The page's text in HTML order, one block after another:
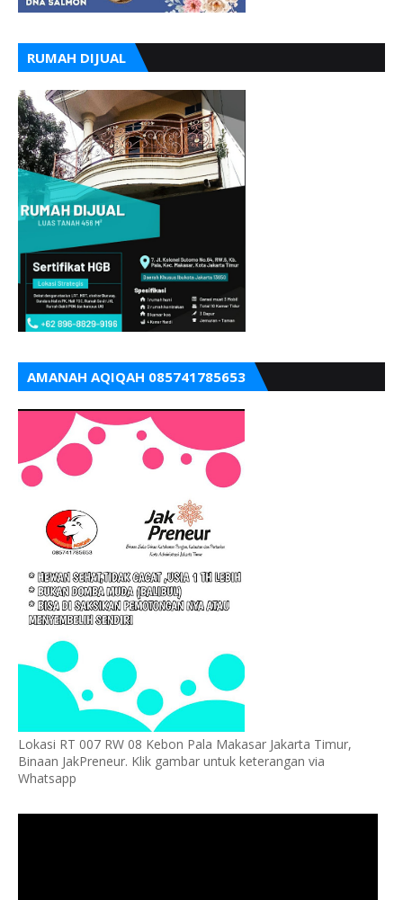
RUMAH DIJUAL
AMANAH AQIQAH 085741785653
Lokasi RT 007 RW 08 Kebon Pala Makasar Jakarta Timur,
Binaan JakPreneur. Klik gambar untuk keterangan via
Whatsapp